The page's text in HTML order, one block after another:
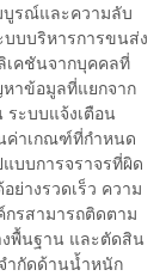
บูรณ์และความลับ
บบริหารการขนส่ง
เคชันจากบุคคลที่
าข้อมูลที่แยกจาก
ะบบแจ้งเตือน
ค่าเกณฑ์ที่กำหนด
บบการจราจรที่ผิด
ย่างรวดเร็ว ความ
กรสามารถติดตาม
งพื้นฐาน และตัดสิน
ำกัดด้านน้ำหนัก